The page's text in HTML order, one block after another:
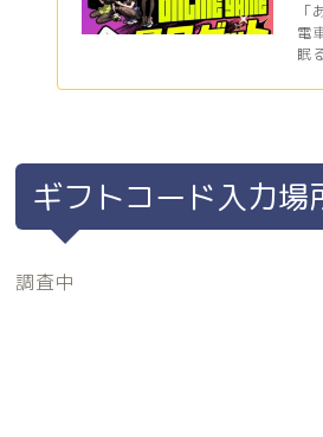
電
眠
ギフトコード入力場
調査中